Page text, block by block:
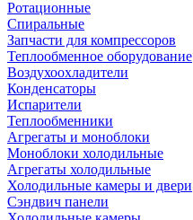
Ротационные
Спиральные
Запчасти для компрессоров
Теплообменное оборудование
Воздухоохладители
Конденсаторы
Испарители
Теплообменники
Агрегаты и моноблоки
Моноблоки холодильные
Агрегаты холодильные
Холодильные камеры и двери
Сэндвич панели